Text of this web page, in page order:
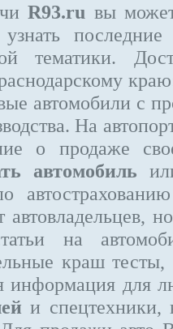
R93.ru вы
тематики.
автомобили с
На
о продаже
автомобиль
автовладельцев,
на
краш
информация для
и спецтехники,